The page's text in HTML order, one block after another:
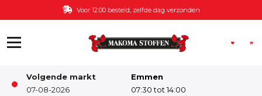
Ga naar de inhoud Voor 12:00 besteld, zelfde dag verzonden
Volgende markt
07-08-2026
Emmen
07:30 tot 14:00